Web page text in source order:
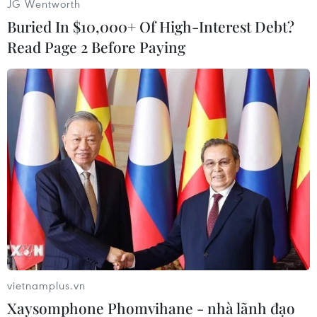
thống công trình dầu khí hoạt động ổn định...
trọng trong công tác tìm kiếm thăm dò, khai
thác dầu khí. Tổng sản lượng khai thác quy dầu
đạt 21,1 triệu tấn, vượt 10,2% kế hoạch chín
tháng và bằng 82,3% kế hoạch năm (sản lượng
dầu thô là 13,03 triệu tấn).
Nổi bật trong hoạt động của ngành là vận hành
an toàn với công suất tối ưu các nhà máy sản
xuất điện, đạm, lọc hóa dầu, đảm bảo công tác
bảo trì sửa chữa thường xuyên các nhà máy
được thực hiện theo đúng yêu cầu kế hoạch đề
ra. Sản lượng điện, đạm, xăng dầu đều vượt từ
JG Wentworth
Buried In $10,000+ Of High-Interest Debt?
Read Page 2 Before Paying
vietnamplus.vn
Xaysomphone Phomvihane - nhà lãnh đạo